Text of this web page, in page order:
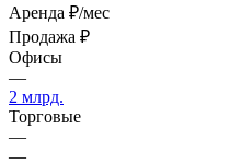
Аренда ₽/мес
Продажа ₽
Офисы
—
2 млрд.
Торговые
—
—